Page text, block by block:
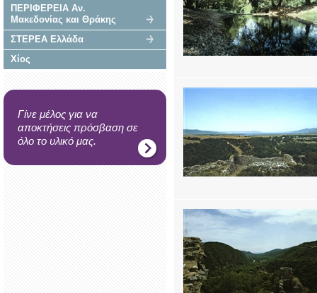
ΠΕΡΙΦΕΡΕΙΑ Αν.
Μακεδονίας και Θράκης
ΣΤΕΡΕΑ Ελλάδα
Χίος
Γίνε μέλος για να
αποκτήσεις πρόσβαση σε
όλο το υλικό μας.